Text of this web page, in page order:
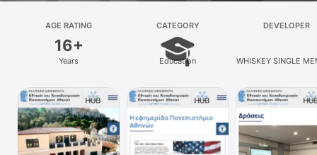
Platform
iPad
Mac
Watch
AGE RATING
16+
Years
CATEGORY
Education
DEVELOPER
WHISKEY SINGLE